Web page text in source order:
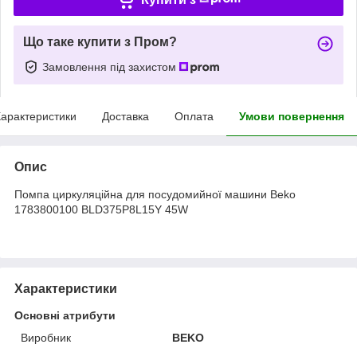
Що таке купити з Пром?
Замовлення під захистом
Доставка Оплата Умови повернення
Опис
Помпа циркуляційна для посудомийної машини Beko
1783800100 BLD375P8L15Y 45W
Характеристики
Основні атрибути
Виробник
BEKO